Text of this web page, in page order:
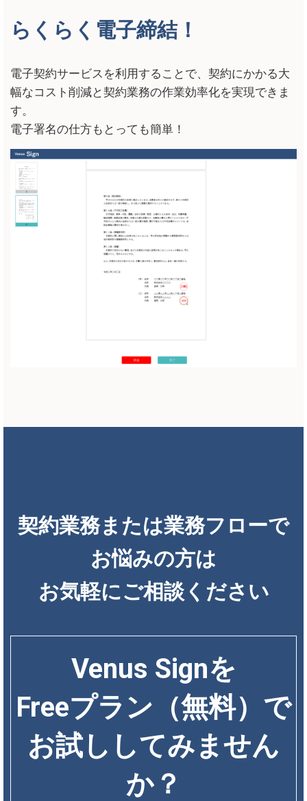
らくらく電子締結！
電子契約サービスを利用することで、契約にかかる大
幅なコスト削減と契約業務の作業効率化を実現できま
す。
電子署名の仕方もとっても簡単！
契約業務または業務フローで
お悩みの方は
お気軽にご相談ください
Venus Signを
Freeプラン（無料）で
お試ししてみません
か？